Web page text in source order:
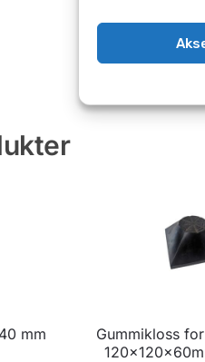
mm
Gummikloss